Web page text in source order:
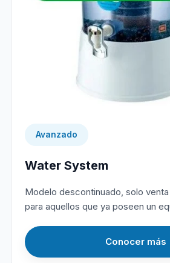
Avanzado
Water System
Modelo descontinuado, solo
para aquellos que ya poseen un
Conocer más